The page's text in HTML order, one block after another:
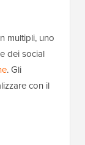
multipli, uno
dei social
. Gli
con il